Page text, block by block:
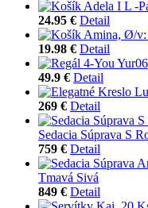
24.95 € Detail
19.98 € Detail
49.9 € Detail
269 € Detail
Sedacia Súprava S
759 € Detail
Tmavá Sivá
849 € Detail